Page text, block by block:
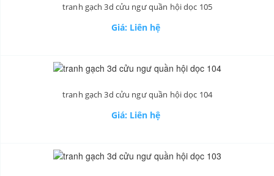
tranh gạch 3d cửu ngư quần hội dọc 105
Giá: Liên hệ
tranh gạch 3d cửu ngư quần hội dọc 104
Giá: Liên hệ